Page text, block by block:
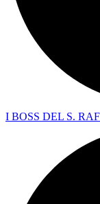
I BOSS DEL S.